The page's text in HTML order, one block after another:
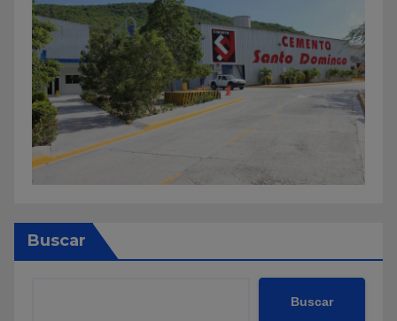
Buscar
Buscar